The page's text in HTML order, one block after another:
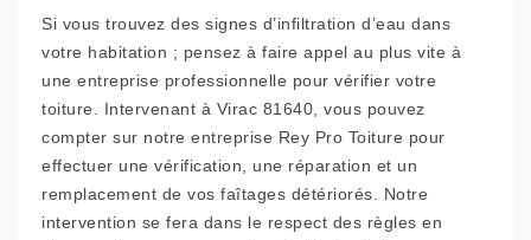
Si vous trouvez des signes d’infiltration d’eau dans
votre habitation ; pensez à faire appel au plus vite à
une entreprise professionnelle pour vérifier votre
toiture. Intervenant à Virac 81640, vous pouvez
compter sur notre entreprise Rey Pro Toiture pour
effectuer une vérification, une réparation et un
remplacement de vos faîtages détériorés. Notre
intervention se fera dans le respect des règles en